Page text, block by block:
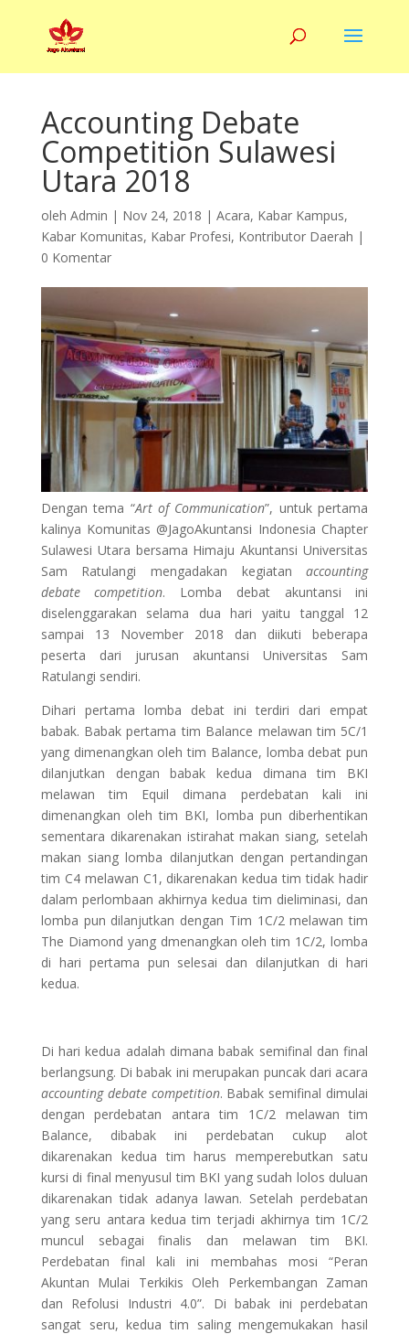
Accounting Debate
Competition Sulawesi
Utara 2018
oleh Admin | Nov 24, 2018 | Acara, Kabar Kampus,
Kabar Komunitas, Kabar Profesi, Kontributor Daerah |
0 Komentar
Dengan tema “Art of Communication”, untuk pertama
kalinya Komunitas @JagoAkuntansi Indonesia Chapter
Sulawesi Utara bersama Himaju Akuntansi Universitas
Sam Ratulangi mengadakan kegiatanaccounting
debate competition. Lomba debat akuntansi ini
diselenggarakan selama dua hari yaitu tanggal 12
sampai 13 November 2018 dan diikuti beberapa
peserta dari jurusan akuntansi Universitas Sam
Ratulangi sendiri.
Dihari pertama lomba debat ini terdiri dari empat
babak. Babak pertama tim Balance melawan tim 5C/1
yang dimenangkan oleh tim Balance, lomba debat pun
dilanjutkan dengan babak kedua dimana tim BKI
melawan tim Equil dimana perdebatan kali ini
dimenangkan oleh tim BKI, lomba pun diberhentikan
sementara dikarenakan istirahat makan siang, setelah
makan siang lomba dilanjutkan dengan pertandingan
tim C4 melawan C1, dikarenakan kedua tim tidak hadir
dalam perlombaan akhirnya kedua tim dieliminasi, dan
lomba pun dilanjutkan dengan Tim 1C/2 melawan tim
The Diamond yang dmenangkan oleh tim 1C/2, lomba
di hari pertama pun selesai dan dilanjutkan di hari
kedua.
Di hari kedua adalah dimana babak semifinal dan final
berlangsung. Di babak ini merupakan puncak dari acara
accounting debate competition. Babak semifinal dimulai
dengan perdebatan antara tim 1C/2 melawan tim
Balance, dibabak ini perdebatan cukup alot
dikarenakan kedua tim harus memperebutkan satu
kursi di final menyusul tim BKI yang sudah lolos duluan
dikarenakan tidak adanya lawan. Setelah perdebatan
yang seru antara kedua tim terjadi akhirnya tim 1C/2
muncul sebagai finalis dan melawan tim BKI.
Perdebatan final kali ini membahas mosi “Peran
Akuntan Mulai Terkikis Oleh Perkembangan Zaman
dan Refolusi Industri 4.0”. Di babak ini perdebatan
sangat seru, kedua tim saling mengemukakan hasil